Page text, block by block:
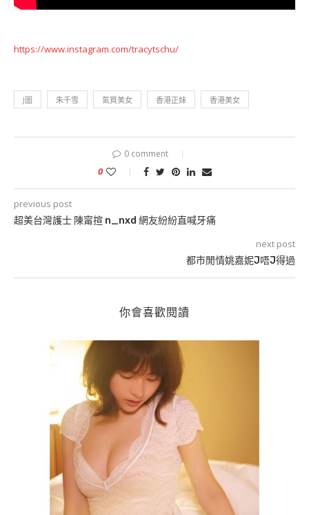
https://www.instagram.com/tracytschu/
J圖 朱千雪 氣質美女 香港正妹 香港美女
0 comment
0
previous post
超美台灣護士 陳甯揎 n_nxd 網友紛紛直喊牙痛
next post
都市閒情姚嘉妮J唔J得過
你會喜歡閱讀